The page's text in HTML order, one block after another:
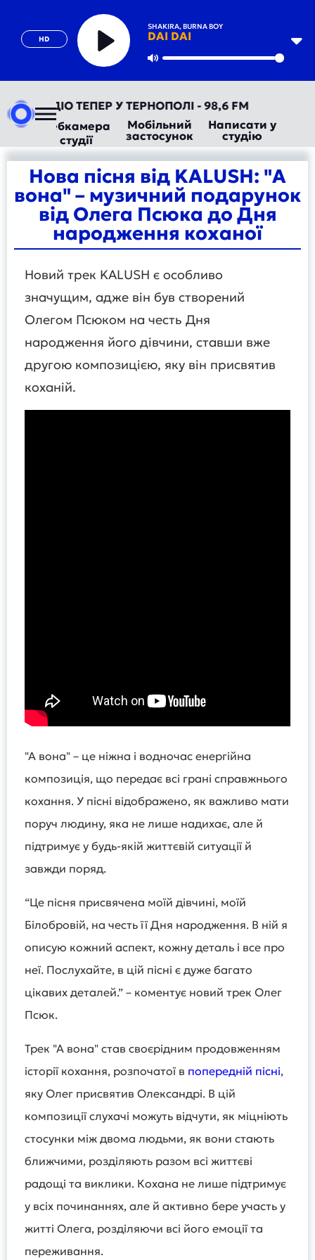
HD
SHAKIRA, BURNA BOY
DAI DAI
Play
ТЕПЕР У ТЕРНОПОЛІ - 98,6 FM
Вебкамера
студії
Мобільний
застосунок
Написати у
студію
Нова пісня від KALUSH: "А
вона" – музичний подарунок
від Олега Псюка до Дня
народження коханої
Новий трек KALUSH є особливо
значущим, адже він був створений
Олегом Псюком на честь Дня
народження його дівчини, ставши вже
другою композицією, яку він присвятив
коханій.
"А вона" – це ніжна і водночас енергійна
композиція, що передає всі грані справжнього
кохання. У пісні відображено, як важливо мати
поруч людину, яка не лише надихає, але й
підтримує у будь-якій життєвій ситуації й
завжди поряд.
“Це пісня присвячена моїй дівчині, моїй
Білобровій, на честь її Дня народження. В ній я
описую кожний аспект, кожну деталь і все про
неї. Послухайте, в цій пісні є дуже багато
цікавих деталей.” – коментує новий трек Олег
Псюк.
Трек "А вона" став своєрідним продовженням
історії кохання, розпочатої в попередній пісні,
яку Олег присвятив Олександрі. В цій
композиції слухачі можуть відчути, як міцніють
стосунки між двома людьми, як вони стають
ближчими, розділяють разом всі життєві
радощі та виклики. Кохана не лише підтримує
у всіх починаннях, але й активно бере участь у
житті Олега, розділяючи всі його емоції та
переживання.